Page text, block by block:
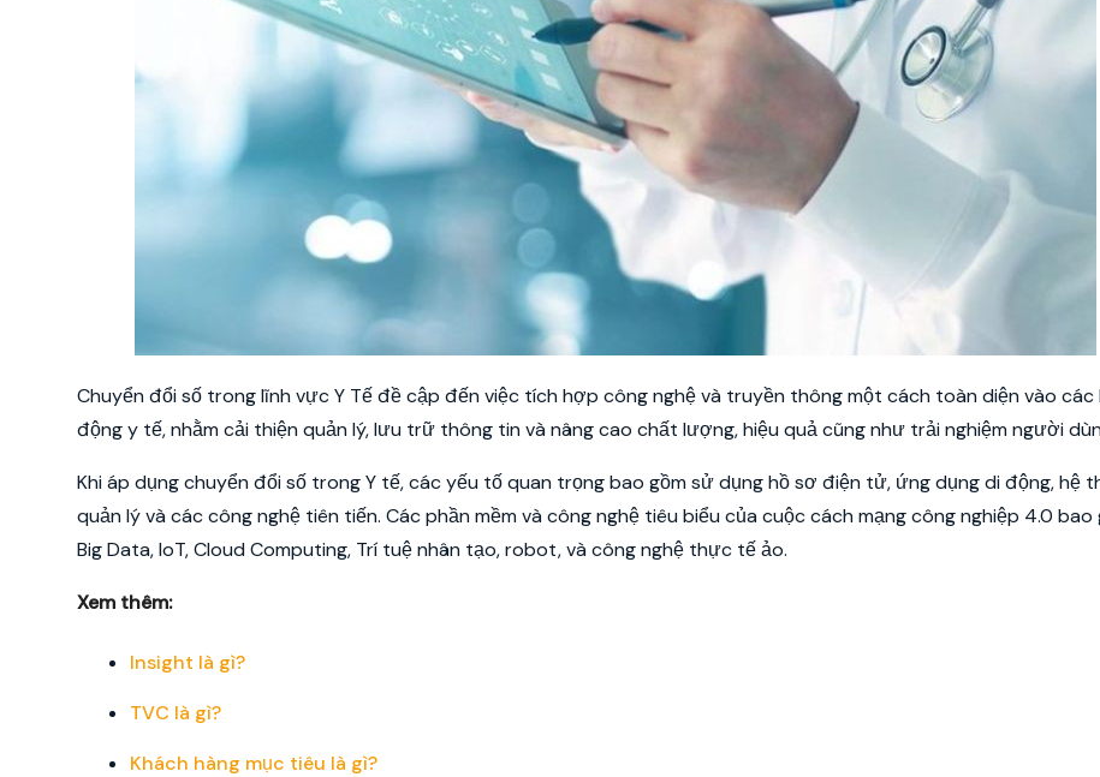
Chuyển đổi số trong lĩnh vực Y Tế đề cập đến việc tích hợp công nghệ và truyền thông một cách toàn diện vào các
động y tế, nhằm cải thiện quản lý, lưu trữ thông tin và nâng cao chất lượng, hiệu quả cũng như trải nghiệm người
Khi áp dụng chuyển đổi số trong Y tế, các yếu tố quan trọng bao gồm sử dụng hồ sơ điện tử, ứng dụng di động, hệ
quản lý và các công nghệ tiên tiến. Các phần mềm và công nghệ tiêu biểu của cuộc cách mạng công nghiệp 4.0 bao
Big Data, IoT, Cloud Computing, Trí tuệ nhân tạo, robot, và công nghệ thực tế ảo.
Xem thêm:
Insight là gì?
TVC là gì?
Khách hàng mục tiêu là gì?